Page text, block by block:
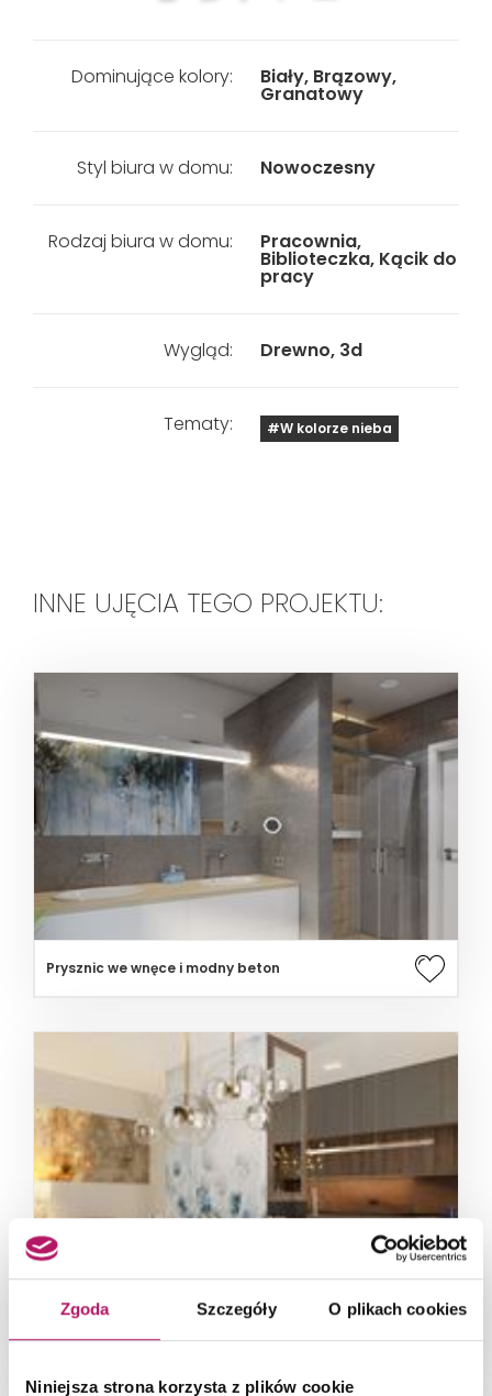
Zgoda Szczegóły O plikach cookies
Niniejsza strona korzysta z plików cookie
Dominujące kolory: Biały, Brązowy,
Granatowy
Styl biura w domu: Nowoczesny
Rodzaj biura w domu: Pracownia,
Biblioteczka, Kącik do
pracy
Wygląd: Drewno, 3d
Tematy: #W kolorze nieba
INNE UJĘCIA TEGO PROJEKTU:
Prysznic we wnęce i modny beton